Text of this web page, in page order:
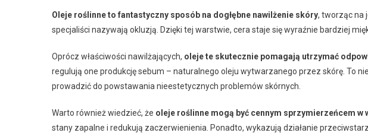
Oleje roślinne to fantastyczny sposób na dogłębne nawilżenie skóry, tworząc na
specjaliści nazywają okluzją. Dzięki tej warstwie, cera staje się wyraźnie bardziej
Oprócz właściwości nawilżających, oleje te skutecznie pomagają utrzymać
regulują one produkcję sebum – naturalnego oleju wytwarzanego przez skórę. To
prowadzić do powstawania nieestetycznych problemów skórnych.
Warto również wiedzieć, że oleje roślinne mogą być cennym sprzymierzeńcem w
stany zapalne i redukują zaczerwienienia. Ponadto, wykazują działanie